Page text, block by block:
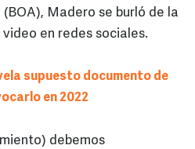
Madero se burló de la
en redes sociales.
supuesto documento de
en 2022
debemos